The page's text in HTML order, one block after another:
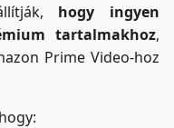
hogy ingyen
tartalmakhoz,
Prime Video-hoz